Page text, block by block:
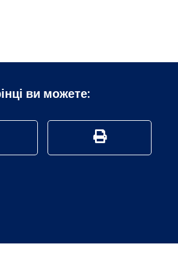
ви можете:
na social mediachGeneruj wersję